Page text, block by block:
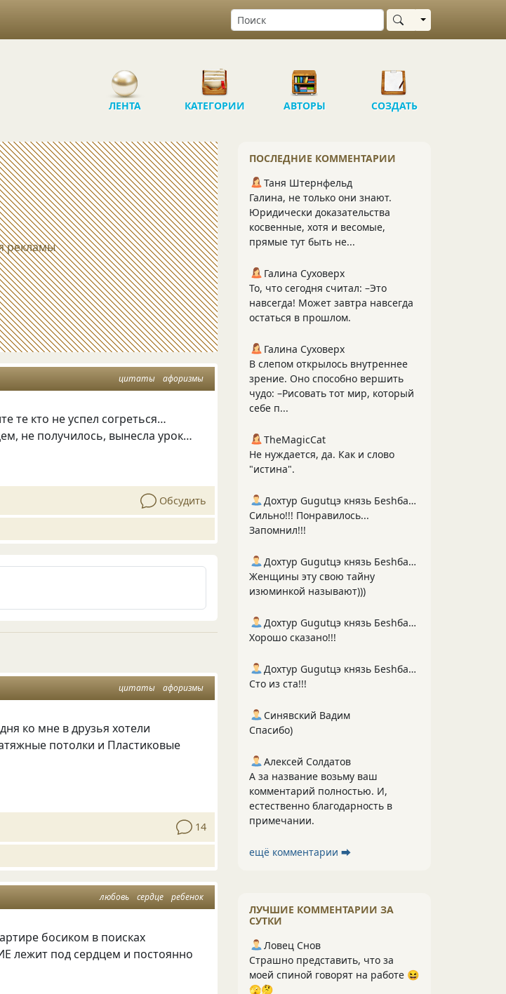
Выбрать область
ЛЕНТА КАТЕГОРИИ АВТОРЫ СОЗДАТЬ
рекламы
цитаты афоризмы
те кто не успел согреться…
не получилось, вынесла урок…
Обсудить
цитаты афоризмы
ко мне в друзья хотели
потолки и Пластиковые
14
любовь сердце ребенок
босиком в поисках
лежит под сердцем и постоянно
ПОСЛЕДНИЕ КОММЕНТАРИИ
Таня Штернфельд
Галина, не только они знают.
Юридически доказательства
косвенные, хотя и весомые,
прямые тут быть не...
Галина Суховерх
То, что сегодня считал: –Это
навсегда! Может завтра навсегда
остаться в прошлом.
Галина Суховерх
В слепом открылось внутреннее
зрение. Оно способно вершить
чудо: –Рисовать тот мир, который
себе п...
TheMagicCat
Не нуждается, да. Как и слово
"истина".
Дохтур Gugutцэ князь Беshбармакоff
Сильно!!! Понравилось...
Запомнил!!!
Дохтур Gugutцэ князь Беshбармакоff
Женщины эту свою тайну
изюминкой называют)))
Дохтур Gugutцэ князь Беshбармакоff
Хорошо сказано!!!
Дохтур Gugutцэ князь Беshбармакоff
Сто из ста!!!
Синявский Вадим
Спасибо)
Алексей Солдатов
А за название возьму ваш
комментарий полностью. И,
естественно благодарность в
примечании.
ещё комментарии ⮕
ЛУЧШИЕ КОММЕНТАРИИ ЗА
СУТКИ
Ловец Снов
Страшно представить, что за
моей спиной говорят на работе 😆
🫣🤔